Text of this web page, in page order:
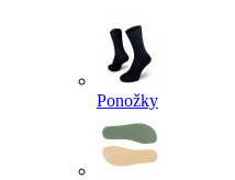
Ponožky